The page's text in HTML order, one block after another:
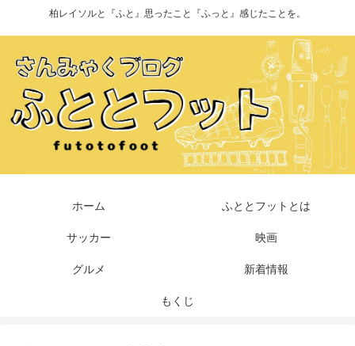
柏レイソルと『ふと』思ったこと『ふっと』感じたことを。
ホーム ふととフットとは
サッカー 映画
グルメ 新着情報
もくじ